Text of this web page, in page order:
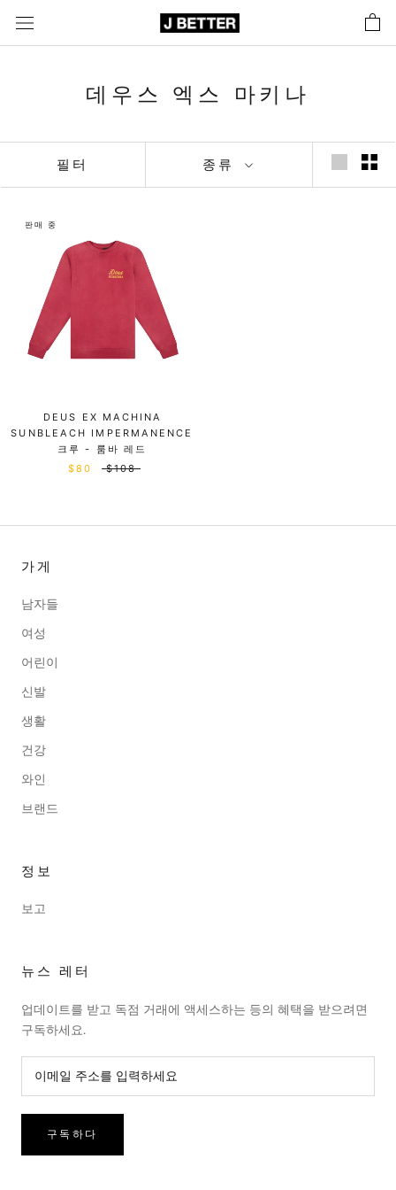
츠
데우스 엑스 마키나
필터 종류
판매 중
DEUS EX MACHINA
SUNBLEACH IMPERMANENCE
크루 - 룸바 레드
$80
$108
가게
남자들
여성
어린이
신발
생활
건강
와인
브랜드
정보
보고
뉴스 레터
업데이트를 받고 독점 거래에 액세스하는 등의 혜택을 받으려면
구독하세요.
구독하다